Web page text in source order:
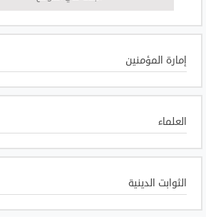
إمارة المؤمنين
العلماء
الثوابت الدينية